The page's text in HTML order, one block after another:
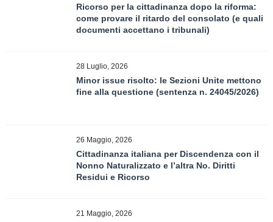
Ricorso per la cittadinanza dopo la riforma:
come provare il ritardo del consolato (e quali
documenti accettano i tribunali)
28 Luglio, 2026
Minor issue risolto: le Sezioni Unite mettono
fine alla questione (sentenza n. 24045/2026)
26 Maggio, 2026
Cittadinanza italiana per Discendenza con il
Nonno Naturalizzato e l’altra No. Diritti
Residui e Ricorso
21 Maggio, 2026